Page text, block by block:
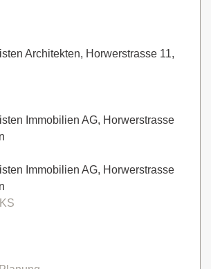
Architekten, Horwerstrasse 11,
Immobilien AG, Horwerstrasse
Immobilien AG, Horwerstrasse